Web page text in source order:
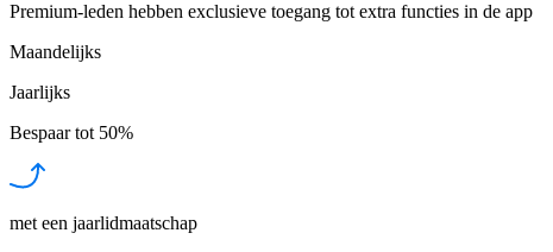
Premium-leden hebben exclusieve toegang tot extra functies in de app
Maandelijks
Jaarlijks
Bespaar tot 50%
met een jaarlidmaatschap